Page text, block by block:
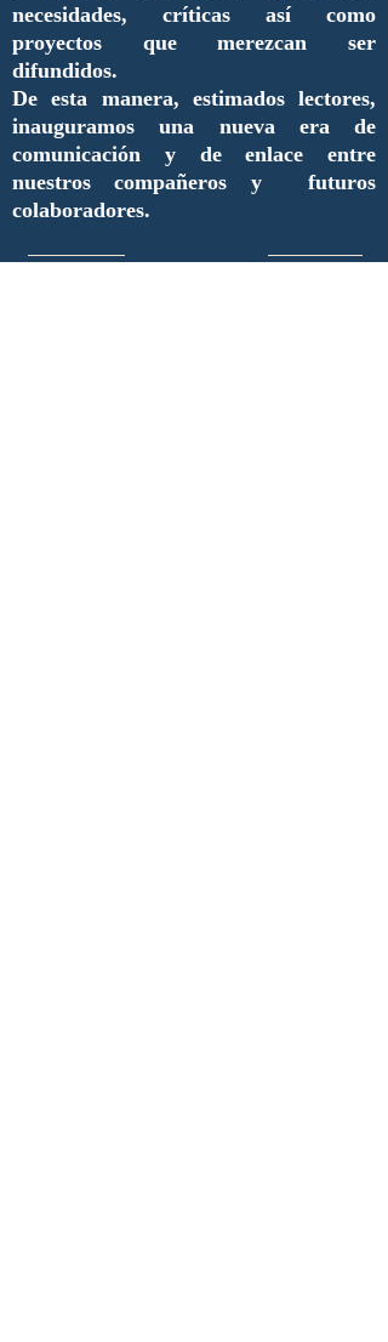
necesidades, críticas así como
proyectos que merezcan ser
difundidos.
De esta manera, estimados lectores,
inauguramos una nueva era de
comunicación y de enlace entre
nuestros compañeros y futuros
colaboradores.